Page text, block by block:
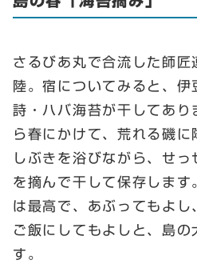
さるびあ丸で合流した師匠
陸。宿についてみると、伊
詩・ハバ海苔が干してあり
ら春にかけて、荒れる磯
しぶきを浴びながら、せ
を摘んで干して保存しま
は最高で、あぶってもよ
ご飯にしてもよしと、島の
す。